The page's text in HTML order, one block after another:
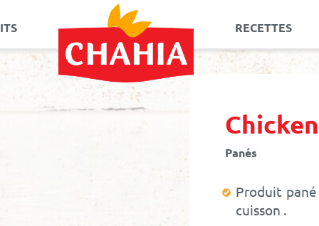
RECETTES
Allez
au
contenu
Panés
Produit
cuisson